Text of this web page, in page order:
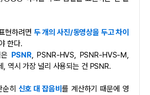
현하려면 두 개의 사진/동영상을 두고 차이
한다.
PSNR, PSNR-HVS, PSNR-HVS-M,
, 역시 가장 널리 사용되는 건 PSNR.
히 신호 대 잡음비 를 계산하기 때문에 영